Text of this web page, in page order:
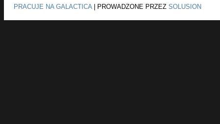
PRACUJE NA GALACTICA| PROWADZONE PRZEZ SOLUSION